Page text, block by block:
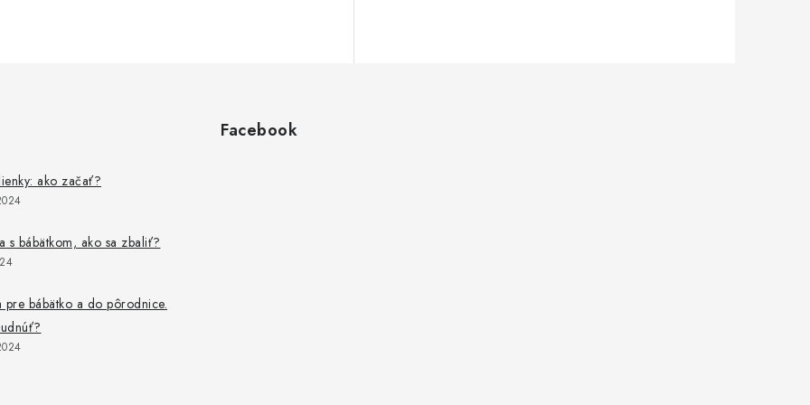
ako začať?
s bábätkom, ako sa zbaliť?
pre bábätko a do pôrodnice.
Facebook